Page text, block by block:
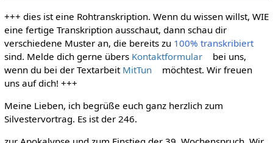
+++ dies ist eine Rohtranskription. Wenn du wissen willst, WIE
eine fertige Transkription ausschaut, dann schau dir
verschiedene Muster an, die bereits zu 100% transkribiert
sind. Melde dich gerne übers Kontaktformular
bei uns,
wenn du bei der Textarbeit MitTun
möchtest. Wir freuen
uns auf dich! +++
Meine Lieben, ich begrüße euch ganz herzlich zum
Silvestervortrag. Es ist der 246.